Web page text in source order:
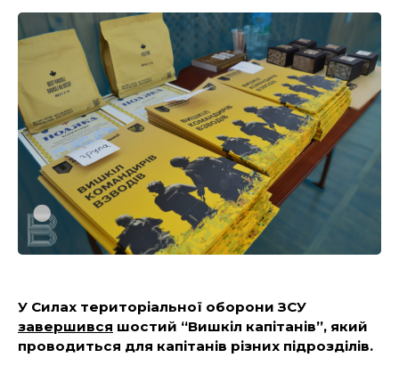
У Силах територіальної оборони ЗСУ
завершився шостий “Вишкіл капітанів”, який
проводиться для капітанів різних підрозділів.